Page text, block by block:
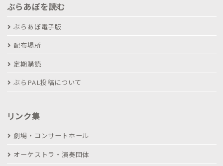
ぶらあぼを読む
ぶらあぼ電子版
配布場所
定期購読
ぶらPAL投稿について
リンク集
劇場・コンサートホール
オーケストラ・演奏団体